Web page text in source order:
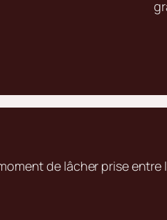
de lâcher prise entre